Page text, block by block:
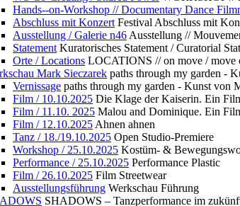
Hands--on-Workshop // Documentary Dance
Abschluss mit Konzert Festival Abschluss mit
Ausstellung / Galerie n46 Ausstellung //
Statement Kuratorisches Statement / Curatorial
Orte / Locations LOCATIONS // on move / move
Mark Sieczarek paths through my garden -
Vernissage paths through my garden - Kunst von
Film / 10.10.2025 Die Klage der Kaiserin. Ein
Film / 11.10. 2025 Malou and Dominique. Ein
Film / 12.10.2025 Ahnen ahnen
Tanz / 18./19.10.2025 Open Studio-Premiere
Workshop / 25.10.2025 Kostüm- &
Performance / 25.10.2025 Performance Plastic
Film / 26.10.2025 Film Streetwear
Ausstellungsführung Werkschau Führung
SHADOWS – Tanzperformance im